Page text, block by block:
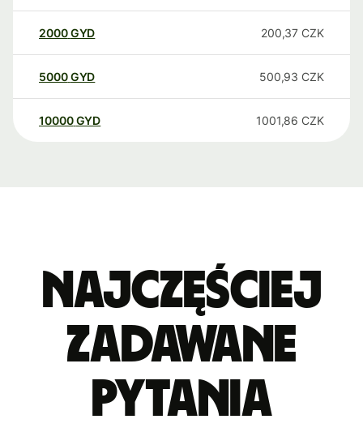
2000GYD 200,37 CZK
5000GYD 500,93 CZK
10000 GYD 1001,86 CZK
Najczęściej
zadawane
pytania